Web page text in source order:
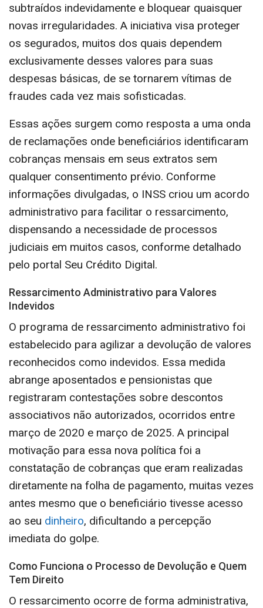
subtraídos indevidamente e bloquear quaisquer
novas irregularidades. A iniciativa visa proteger
os segurados, muitos dos quais dependem
exclusivamente desses valores para suas
despesas básicas, de se tornarem vítimas de
fraudes cada vez mais sofisticadas.
Essas ações surgem como resposta a uma onda
de reclamações onde beneficiários identificaram
cobranças mensais em seus extratos sem
qualquer consentimento prévio. Conforme
informações divulgadas, o INSS criou um acordo
administrativo para facilitar o ressarcimento,
dispensando a necessidade de processos
judiciais em muitos casos, conforme detalhado
pelo portal Seu Crédito Digital.
Ressarcimento Administrativo para Valores
Indevidos
O programa de ressarcimento administrativo foi
estabelecido para agilizar a devolução de valores
reconhecidos como indevidos. Essa medida
abrange aposentados e pensionistas que
registraram contestações sobre descontos
associativos não autorizados, ocorridos entre
março de 2020 e março de 2025. A principal
motivação para essa nova política foi a
constatação de cobranças que eram realizadas
diretamente na folha de pagamento, muitas vezes
antes mesmo que o beneficiário tivesse acesso
ao seu dinheiro, dificultando a percepção
imediata do golpe.
Como Funciona o Processo de Devolução e Quem
Tem Direito
O ressarcimento ocorre de forma administrativa,